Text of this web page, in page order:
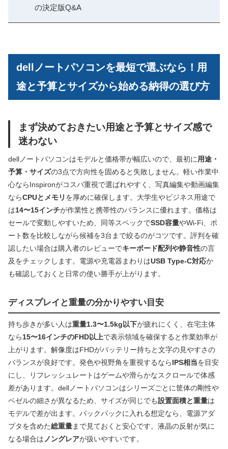
の決定版Q&A
dellノートパソコンを最短で選ぶなら！用
途と予算とサイズから始める納得の選び方
まず決めておきたい用途と予算とサイズ感で
迷わない
dellノートパソコンはモデルと価格帯が幅広いので、最初に用途・
予算・サイズの3点で方向性を固めると失敗しません。軽い作業中
心ならInspironがコスパ重視で選ばれやすく、写真編集や動画編集
ならCPUとメモリ を厚めに確保します。大学生やビジネス用途で
は14〜15インチが作業性と携帯性のバランスに優れます。価格は
セールで変動しやすいため、同等スペックでSSD容量やWi‑Fi、ポ
ート数を比較しながら候補を3台まで絞るのがコツです。評判を確
認したい場合は購入者のレビューでキーボード配列や静音性の言
及をチェックします。電源や充電器まわりはUSB Type‑C対応か
も確認しておくと日常の使い勝手が上がります。
ディスプレイと重量の分かりやすい目安
持ち歩きが多い人は重量1.3〜1.5kg以下が疲れにくく、在宅主体
なら15〜16インチのFHD以上で表示領域を確保すると作業効率が
上がります。解像度はFHDがバッテリー持ちと文字の見やすさの
バランスが良好です。発色や視野角を重視するならIPS相当を目安
にし、リフレッシュレートはゲームや滑らかなスクロールで体感
差があります。dellノートパソコンはシリーズごとに筐体の剛性や
ベゼルの細さが異なるため、サイズが同じでも設置面積と重量は
モデルで差が出ます。バックパックに入れる想定なら、電源アダ
プタを含めた総重量まで見ておくと安心です。液晶の反射が気に
なる場合は ノングレアが扱いやすいです。